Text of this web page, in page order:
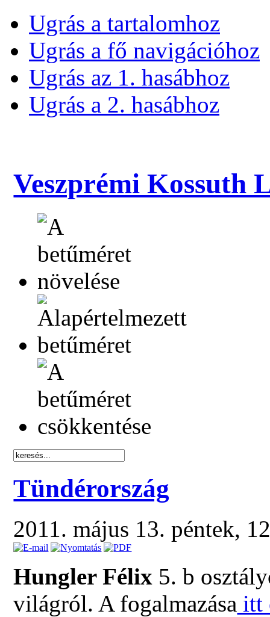
Ugrás a tartalomhoz
Ugrás a fő navigációhoz
Ugrás az 1. hasábhoz
Ugrás a 2. hasábhoz
Veszprémi Kossuth
Tündérország
2011. május 13. péntek,
Hungler Félix 5. b
világról. A fogalmazása itt